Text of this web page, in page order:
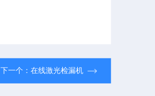
下一个：在线激光检漏机